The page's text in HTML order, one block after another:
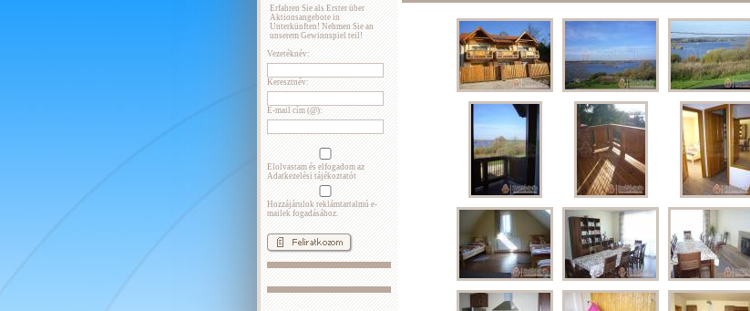
Erfahren Sie als Erster über
Aktionsangebote in
Unterkünften! Nehmen Sie an
unserem Gewinnspiel teil!
Vezetéknév:
Keresztnév:
E-mail cím (@):
Elolvastam és elfogadom az
Adatkezelési tájékoztatót
Hozzájárulok reklámtartalmú e-
mailek fogadásához.